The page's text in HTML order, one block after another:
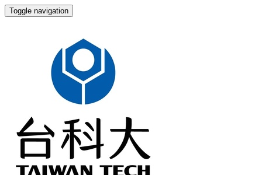
Toggle navigation